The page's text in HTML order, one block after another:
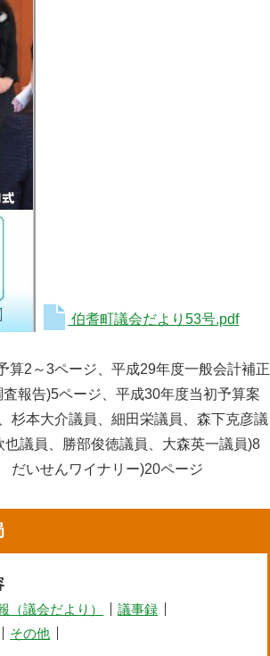
伯耆町議会だより53号.pdf
算2～3ページ、平成29年度一般会計補正
報告)5ページ、平成30年度当初予算案
杉本大介議員、細田栄議員、森下克彦議
議員、勝部俊徳議員、大森英一議員)8
だいせんワイナリー)20ページ
（議会だより）
議事録
その他